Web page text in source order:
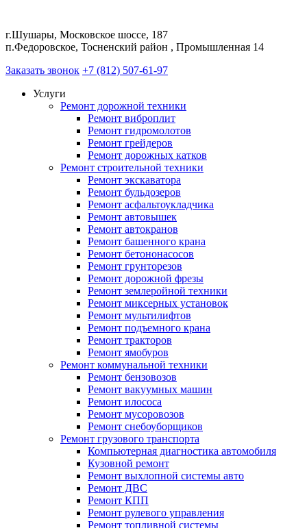
г.Шушары, Московское шоссе, 187
п.Федоровское, Тосненский район , Промышленная 14
Заказать звонок +7 (812) 507-61-97
Услуги
Ремонт дорожной техники
Ремонт виброплит
Ремонт гидромолотов
Ремонт грейдеров
Ремонт дорожных катков
Ремонт строительной техники
Ремонт экскаватора
Ремонт бульдозеров
Ремонт асфальтоукладчика
Ремонт автовышек
Ремонт автокранов
Ремонт башенного крана
Ремонт бетононасосов
Ремонт грунторезов
Ремонт дорожной фрезы
Ремонт землеройной техники
Ремонт миксерных установок
Ремонт мультилифтов
Ремонт подъемного крана
Ремонт тракторов
Ремонт ямобуров
Ремонт коммунальной техники
Ремонт бензовозов
Ремонт вакуумных машин
Ремонт илососа
Ремонт мусоровозов
Ремонт снебоуборщиков
Ремонт грузового транспорта
Компьютерная диагностика автомобиля
Кузовной ремонт
Ремонт выхлопной системы авто
Ремонт ДВС
Ремонт КПП
Ремонт рулевого управления
Ремонт топливной системы